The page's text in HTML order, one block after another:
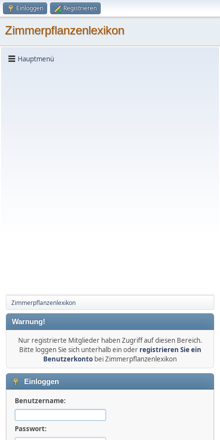
Einloggen Registrieren
Zimmerpflanzenlexikon
Hauptmenü
Zimmerpflanzenlexikon
Warnung!
Nur registrierte Mitglieder haben Zugriff auf diesen Bereich.
Bitte loggen Sie sich unterhalb ein oder registrieren Sie ein
Benutzerkonto bei Zimmerpflanzenlexikon
Einloggen
Benutzername:
Passwort: